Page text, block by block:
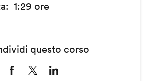
1:29 ore
questo corso